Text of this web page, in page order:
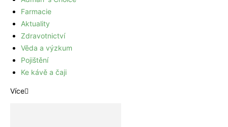
Farmacie
Aktuality
Zdravotnictví
Věda a výzkum
Pojištění
Ke kávě a čaji
Více